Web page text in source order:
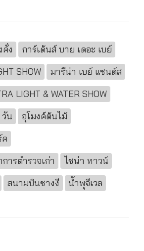
ง
การ์เด้นส์ บาย เดอะ เบย์
SHOW
มารีน่า เบย์ แซนด์ส
LIGHT & WATER SHOW
วัน
อุโมงค์ต้นไม้
ค
ารตำรวจเก่า
ไชน่า ทาวน์
สนามบินชางงี น้ำพุจีเวล